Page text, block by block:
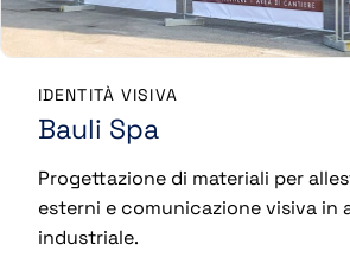
IDENTITÀ VISIVA
Bauli Spa
Progettazione di materiali per
esterni e comunicazione visiva in
industriale.